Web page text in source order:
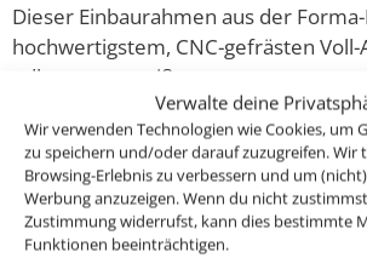
Verwalte deine
Wir verwenden Technologien wie Cookies, um
zu speichern und/oder darauf zuzugreifen. Wir
Browsing-Erlebnis zu verbessern und um
Werbung anzuzeigen. Wenn du nicht
Zustimmung widerrufst, kann dies bestimmte
Funktionen beeinträchtigen.
Dieser Einbaurahmen aus der
hochwertigstem, CNC-gefrästen
edlem matt-weiß
Passende Leuchtmittel findest du
Oder bestelle gleich unsere
Komplett-Sets und spare bares Geld!